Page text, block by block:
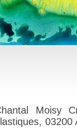
Moisy